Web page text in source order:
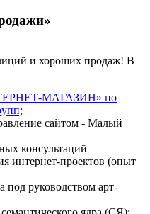
и хороших продаж! В
МАГАЗИН» по
сайтом - Малый
консультаций
интернет-проектов (опыт
под руководством арт-